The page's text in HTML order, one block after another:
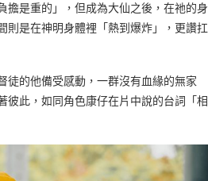
擔是重的」，但成為大仙之後，在祂的身
則是在神明身體裡「熱到爆炸」，更讚扛
徒的他備受感動，一群沒有血緣的無家
彼此，如同角色康仔在片中說的台詞「相